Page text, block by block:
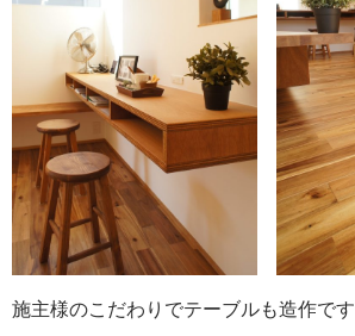
施主様のこだわりでテーブルも造作です